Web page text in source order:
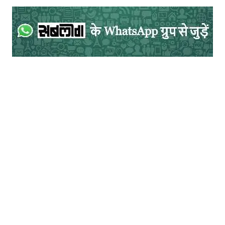
इसके अलावा सरकार के पास और किसी चीज के लिए
साधन नहीं होगा। बड़ी उत्पादन इकाइयाँ अपनी बचत
से कुछ दिनों तक अपने संकट को कम कर सकती
हैं। इसके साथ साथ यह भी अनिवार्य होगा कि